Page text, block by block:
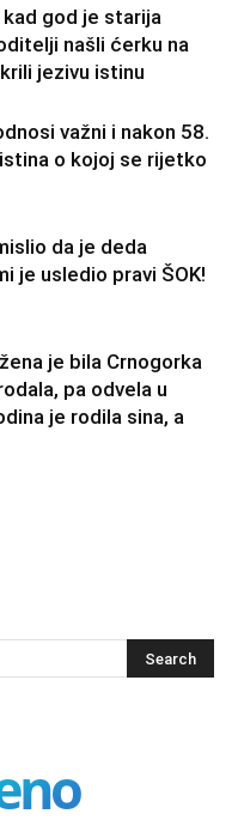
god je starija
našli ćerku na
jezivu istinu
važni i nakon 58.
o kojoj se rijetko
da je deda
je usledio pravi ŠOK!
je bila Crnogorka
pa odvela u
je rodila sina, a